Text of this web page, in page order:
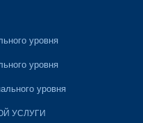
уровня
уровня
уровня
УСЛУГИ